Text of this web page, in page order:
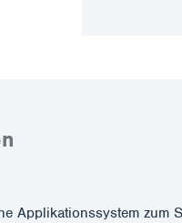
Applikationssystem zum